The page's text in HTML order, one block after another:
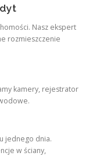
Nasz ekspert
rozmieszczenie
kamery, rejestrator
jednego dnia.
w ściany,